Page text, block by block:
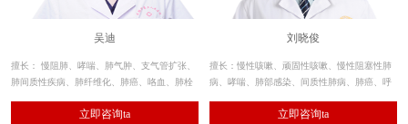
吴迪
擅长： 慢阻肺、哮喘、肺气肿、支气管扩张、
肺间质性疾病、肺纤维化、肺癌、咯血、肺栓
立即咨询ta
刘晓俊
擅长：慢性咳嗽、顽固性咳嗽、慢性阻塞性肺
病、哮喘、肺部感染、间质性肺病、肺癌、呼
立即咨询ta